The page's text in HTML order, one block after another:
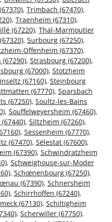
, Trimbach (67470),
, Traenheim (67310),
(67220), Thal-Marmoutier
, Surbourg (67250),
Offenheim (67370),
, Strasbourg (67200),
(67000), Stotzheim
(67160), Steinbourg
(67770), Sparsbach
(67250), Soultz-les-Bains
, Souffelweyersheim (67460),
, Siltzheim (67260),
, Sessenheim (67770),
(67470), Sélestat (67600),
(67390), Schwindratzheim
, Schweighouse-sur-Moder
, Schœnenbourg (67250),
(67390), Schnersheim
, Schirrhoffen (67240),
(67130), Schiltigheim
, Scherwiller (67750),